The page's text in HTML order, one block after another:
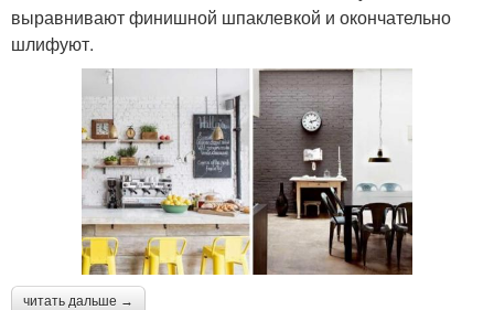
выравнивают финишной шпаклевкой и окончательно
шлифуют.
читать дальше →